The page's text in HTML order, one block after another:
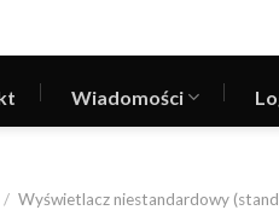
Wiadomości
/ Wyświetlacz niestandardowy